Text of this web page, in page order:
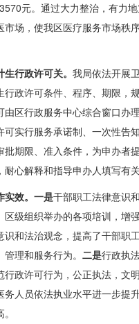
元。通过大力整治，有力
市场，使我区医疗服务市场秩
生行政许可关。 我局依法开展
行政许可条件、程序、期限，
由区行政服务中心综合窗口办
可实行服务承诺制、一次性告
批期限、准入条件，为申办者
心解释和指导申办人填写有关
实效。一是干部职工法律意识
区级组织举办的各项培训，增
识和法治观念，提高了干部职
理和服务行为。 二是行政执
政许可行为，公正执法，文
务人员依法执业水平进一步提